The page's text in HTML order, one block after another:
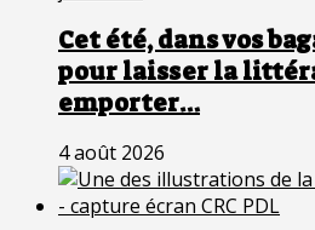
Cet été, dans vos
pour laisser la
emporter…
4 août 2026